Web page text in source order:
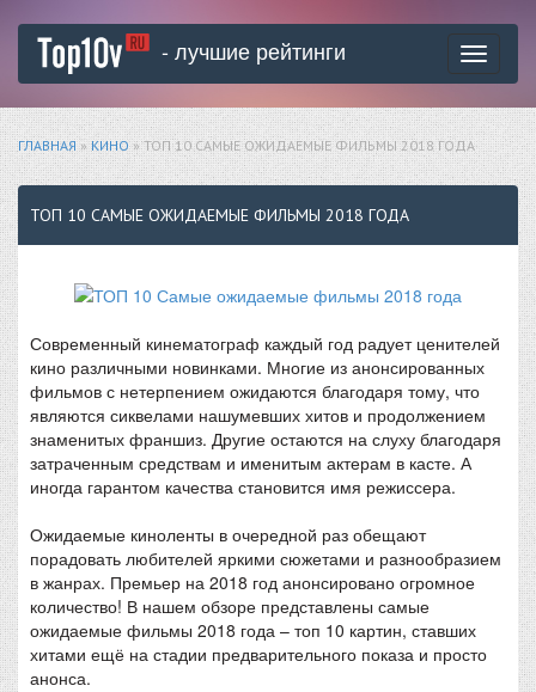
Toggle
- лучшие рейтинги
ГЛАВНАЯ »КИНО» ТОП 10 САМЫЕ ОЖИДАЕМЫЕ ФИЛЬМЫ 2018 ГОДА
ТОП 10 САМЫЕ ОЖИДАЕМЫЕ ФИЛЬМЫ 2018 ГОДА
Современный кинематограф каждый год радует ценителей
кино различными новинками. Многие из анонсированных
фильмов с нетерпением ожидаются благодаря тому, что
являются сиквелами нашумевших хитов и продолжением
знаменитых франшиз. Другие остаются на слуху благодаря
затраченным средствам и именитым актерам в касте. А
иногда гарантом качества становится имя режиссера.
Ожидаемые киноленты в очередной раз обещают
порадовать любителей яркими сюжетами и разнообразием
в жанрах. Премьер на 2018 год анонсировано огромное
количество! В нашем обзоре представлены самые
ожидаемые фильмы 2018 года – топ 10 картин, ставших
хитами ещё на стадии предварительного показа и просто
анонса.